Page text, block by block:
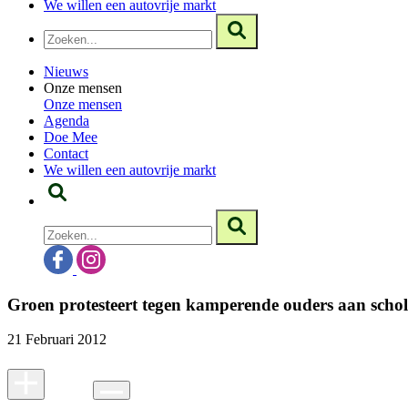
We willen een autovrije markt
Nieuws
Onze mensen
Onze mensen
Agenda
Doe Mee
Contact
We willen een autovrije markt
Groen protesteert tegen kamperende ouders aan
21 Februari 2012